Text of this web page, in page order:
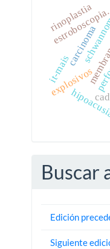
explosivos
carcinoma
it-mais
rinoplastia
Buscar
Edición
Siguiente